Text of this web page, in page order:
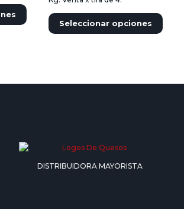
Seleccionar opciones
DISTRIBUIDORA MAYORISTA